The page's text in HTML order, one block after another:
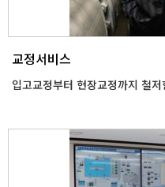
교정서비스
입고교정부터 현장교정까지 철